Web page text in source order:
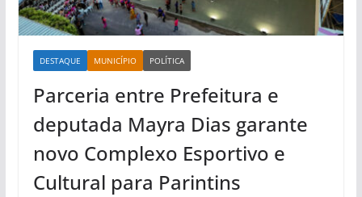
DESTAQUE MUNICÍPIO POLÍTICA
Parceria entre Prefeitura e
deputada Mayra Dias garante
novo Complexo Esportivo e
Cultural para Parintins